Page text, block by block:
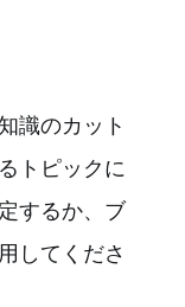
識のカット
トピックに
するか、ブ
してくださ